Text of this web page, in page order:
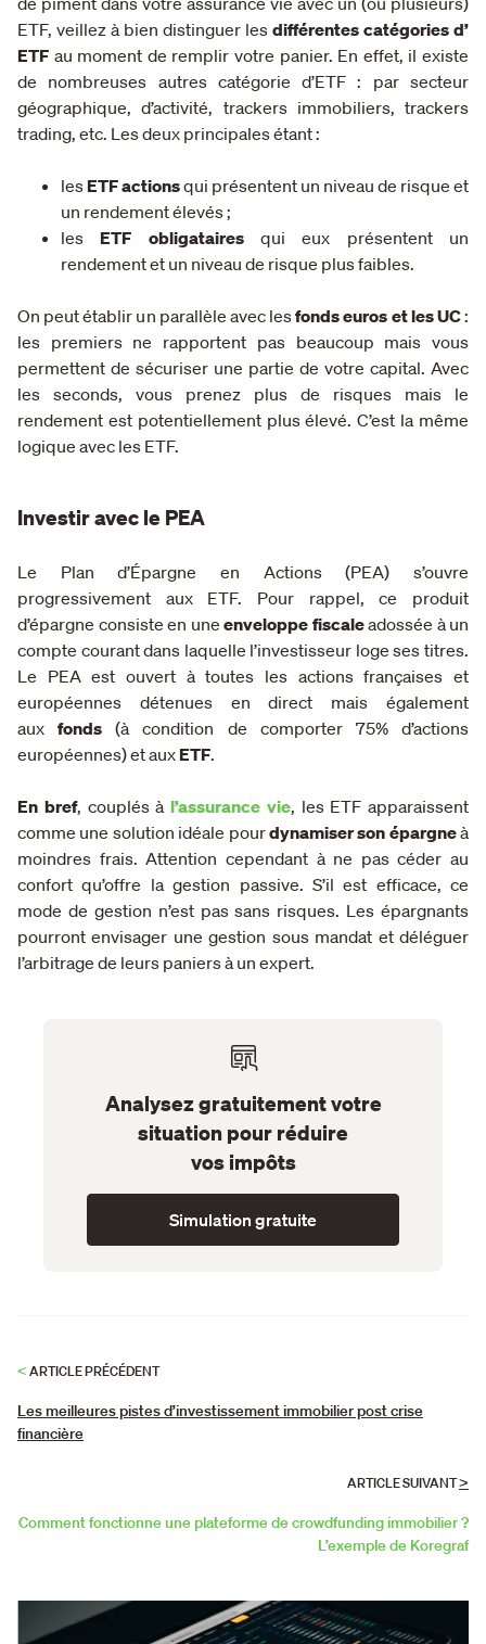
ETF, veillez à bien distinguer les différentes catégories d’
ETF au moment de remplir votre panier. En effet, il existe
de nombreuses autres catégorie d’ETF : par secteur
géographique, d’activité, trackers immobiliers, trackers
trading, etc. Les deux principales étant :
les ETF actionsqui présentent un niveau de risque et
un rendement élevés ;
les ETF obligatairesqui eux présentent un
rendement et un niveau de risque plus faibles.
On peut établir un parallèle avec lesfonds euros et les UC:
les premiers ne rapportent pas beaucoup mais vous
permettent de sécuriser une partie de votre capital. Avec
les seconds, vous prenez plus de risques mais le
rendement est potentiellement plus élevé. C’est la même
logique avec les ETF.
Investir avec le PEA
Le Plan d’Épargne en Actions (PEA) s’ouvre
progressivement aux ETF. Pour rappel, ce produit
d’épargne consiste en une enveloppe fiscaleadossée à un
compte courant dans laquelle l’investisseur loge ses titres.
Le PEA est ouvert à toutes les actions françaises et
européennes détenues en direct mais également
auxfonds (à condition de comporter 75% d’actions
européennes) et aux ETF.
En bref, couplés à l’assurance vie, les ETF apparaissent
comme une solution idéale pourdynamiser son épargneà
moindres frais. Attention cependant à ne pas céder au
confort qu’offre la gestion passive. S’il est efficace, ce
mode de gestion n’est pas sans risques. Les épargnants
pourront envisager une gestion sous mandat et déléguer
l’arbitrage de leurs paniers à un expert.
Analysez gratuitement votre
situation pour réduire
vos impôts
Simulation gratuite
<ARTICLE PRÉCÉDENT
Les meilleures pistes d’investissement immobilier post crise
financière
ARTICLE SUIVANT>
Comment fonctionne une plateforme de crowdfunding immobilier ?
L’exemple de Koregraf